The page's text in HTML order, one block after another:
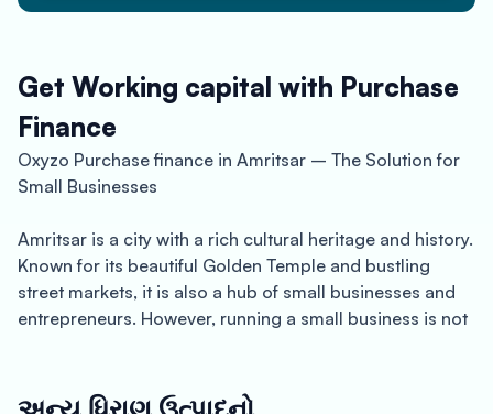
Get Working capital with Purchase
Finance
Oxyzo Purchase finance in Amritsar – The Solution for
Small Businesses
Amritsar is a city with a rich cultural heritage and history.
Known for its beautiful Golden Temple and bustling
street markets, it is also a hub of small businesses and
entrepreneurs. However, running a small business is not
finances to small businesses in Amritsar, providing them